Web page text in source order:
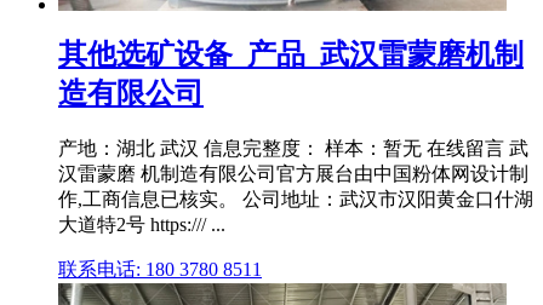
其他选矿设备_产品_武汉雷蒙磨机制
造有限公司
产地：湖北 武汉 信息完整度： 样本：暂无 在线留言 武
汉雷蒙磨 机制造有限公司官方展台由中国粉体网设计制
作,工商信息已核实。 公司地址：武汉市汉阳黄金口什湖
大道特2号 https:/// ...
联系电话: 180 3780 8511